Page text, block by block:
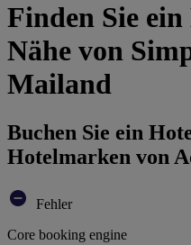
Finden Sie
Nähe von
Mailand
Buchen Sie ein
Hotelmarken von
Fehler
Core booking engine